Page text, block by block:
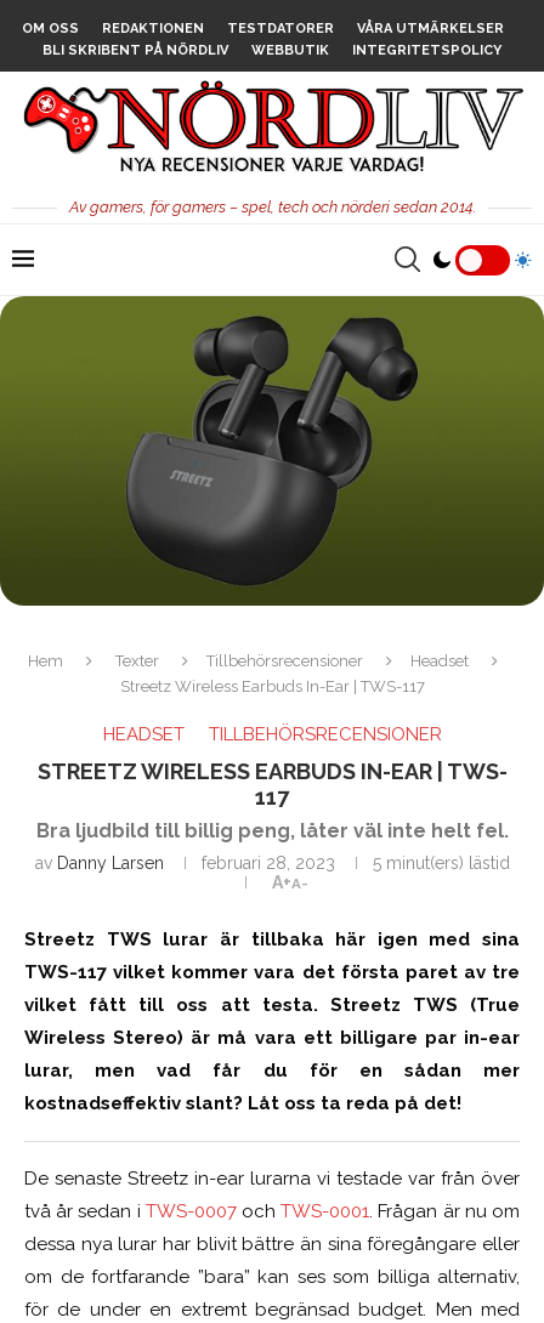
OM OSS REDAKTIONEN TESTDATORER
VÅRA UTMÄRKELSER
BLI SKRIBENT PÅ NÖRDLIV
WEBBUTIK INTEGRITETSPOLICY
Av gamers, för gamers – spel, tech och nörderi sedan 2014.
Hem Texter Tillbehörsrecensioner
Headset
Streetz Wireless Earbuds In-Ear | TWS-117
HEADSET TILLBEHÖRSRECENSIONER
STREETZ WIRELESS EARBUDS IN-EAR | TWS-
117
Bra ljudbild till billig peng, låter väl inte helt fel.
av Danny Larsen februari 28, 2023
5 minut(ers) lästid
A+A-
Streetz TWS lurar är tillbaka här igen med sina
TWS-117 vilket kommer vara det första paret av tre
vilket fått till oss att testa. Streetz TWS (True
Wireless Stereo) är må vara ett billigare par in-ear
lurar, men vad får du för en sådan mer
kostnadseffektiv slant? Låt oss ta reda på det!
De senaste Streetz in-ear lurarna vi testade var från över
två år sedan i TWS-0007ochTWS-0001. Frågan är nu om
dessa nya lurar har blivit bättre än sina föregångare eller
om de fortfarande ”bara” kan ses som billiga alternativ,
för de under en extremt begränsad budget. Men med